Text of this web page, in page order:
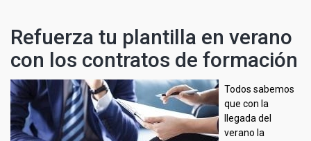
Refuerza tu plantilla en verano
con los contratos de formación
Todos sabemos
que con la
llegada del
verano la